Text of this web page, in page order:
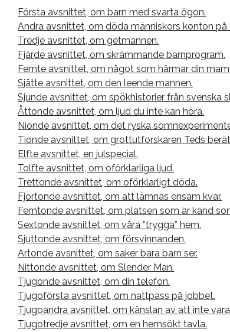
Första avsnittet, om barn med svarta ögon.
Andra avsnittet, om döda människors konton på
Tredje avsnittet, om getmannen.
Fjärde avsnittet, om skrämmande barnprogram.
Femte avsnittet, om något som härmar din
Sjätte avsnittet, om den leende mannen.
Sjunde avsnittet, om spökhistorier från svenska
Åttonde avsnittet, om ljud du inte kan höra.
Nionde avsnittet, om det ryska
Tionde avsnittet, om grottutforskaren Teds
Elfte avsnittet, en julspecial.
Tolfte avsnittet, om oförklarliga ljud.
Trettonde avsnittet, om oförklarligt döda.
Fjortonde avsnittet, om att lämnas ensam kvar.
Femtonde avsnittet, om platsen som är känd
Sextonde avsnittet, om våra ”trygga” hem.
Sjuttonde avsnittet, om försvinnanden.
Artonde avsnittet, om saker bara barn ser.
Nittonde avsnittet, om Slender Man.
Tjugonde avsnittet, om din telefon.
Tjugoförsta avsnittet, om nattpass på jobbet.
Tjugoandra avsnittet, om känslan av att inte
Tjugotredje avsnittet, om en hemsökt tavla.